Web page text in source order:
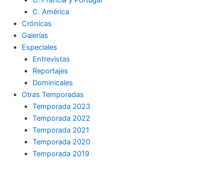
C. América
Crónicas
Galerías
Especiales
Entrevistas
Reportajes
Dominicales
Otras Temporadas
Temporada 2023
Temporada 2022
Temporada 2021
Temporada 2020
Temporada 2019